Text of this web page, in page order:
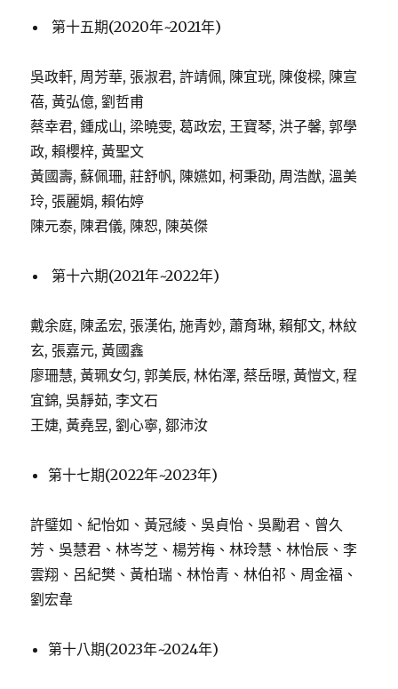
第十五期(2020年~2021年)
吳政軒, 周芳華, 張淑君, 許靖佩, 陳宜珖, 陳俊樑, 陳宣
蓓, 黃弘億, 劉哲甫
蔡幸君, 鍾成山, 梁曉雯, 葛政宏, 王寶琴, 洪子馨, 郭學
政, 賴櫻梓, 黃聖文
黃國壽, 蘇佩珊, 莊舒帆, 陳嬿如, 柯秉劭, 周浩猷, 溫美
玲, 張麗娟, 賴佑婷
陳元泰, 陳君儀, 陳恕, 陳英傑
第十六期(2021年~2022年)
戴余庭, 陳孟宏, 張漢佑, 施青妙, 蕭育琳, 賴郁文, 林紋
玄, 張嘉元, 黃國鑫
廖珊慧, 黃珮女匀, 郭美辰, 林佑澤, 蔡岳暻, 黃愷文, 程
宜錦, 吳靜茹, 李文石
王婕, 黃堯昱, 劉心寧, 鄒沛汝
第十七期(2022年~2023年)
許璧如、紀怡如、黃冠綾、吳貞怡、吳勵君、曾久
芳、吳慧君、林岑芝、楊芳梅、林玲慧、林怡辰、李
雲翔、呂紀樊、黃柏瑞、林怡青、林伯祁、周金福、
劉宏韋
第十八期(2023年~2024年)